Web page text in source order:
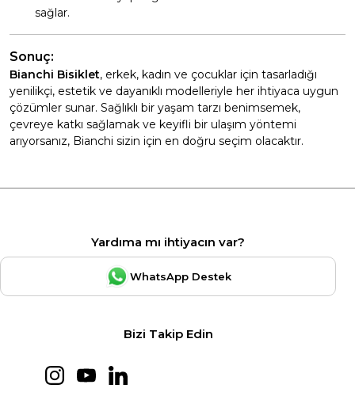
sağlar.
Sonuç:
Bianchi Bisiklet, erkek, kadın ve çocuklar için tasarladığı
yenilikçi, estetik ve dayanıklı modelleriyle her ihtiyaca uygun
çözümler sunar. Sağlıklı bir yaşam tarzı benimsemek,
çevreye katkı sağlamak ve keyifli bir ulaşım yöntemi
arıyorsanız, Bianchi sizin için en doğru seçim olacaktır.
Yardıma mı ihtiyacın var?
WhatsApp Destek
Bizi Takip Edin